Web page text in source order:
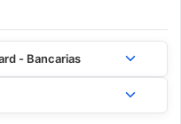
- Bancarias